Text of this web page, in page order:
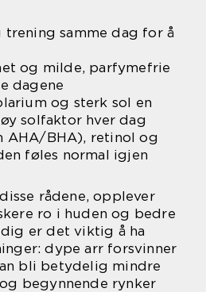
trening samme dag for å
og milde, parfymefrie
dagene
og sterk sol en
solfaktor hver dag
AHA/BHA), retinol og
føles normal igjen
rådene, opplever
ro i huden og bedre
er det viktig å ha
dype arr forsvinner
bli betydelig mindre
begynnende rynker